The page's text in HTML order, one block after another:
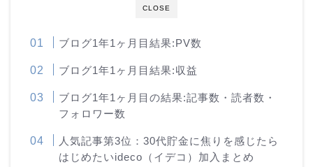
CLOSE
ブログ1年1ヶ月目結果:PV数
ブログ1年1ヶ月目結果:収益
ブログ1年1ヶ月目の結果:記事数・読者数・
フォロワー数
人気記事第3位：30代貯金に焦りを感じたら
はじめたいideco（イデコ）加入まとめ